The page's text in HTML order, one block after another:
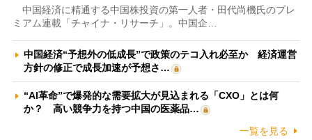
中国経済に精通する中国株投資の第一人者・田代尚機氏のプレ
ミアム連載「チャイナ・リサーチ」。中国企…
中国経済“予想外の低成長”で政策のテコ入れ必至か 経済運営
方針の修正で成長加速が予想さ…
“AI革命”で爆発的な需要拡大が見込まれる「CXO」とは何
か？ 高い競争力を持つ中国の医薬品…
一覧を見る